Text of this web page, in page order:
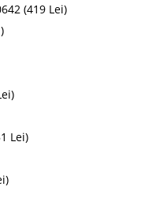
(419 Lei)
Lei)